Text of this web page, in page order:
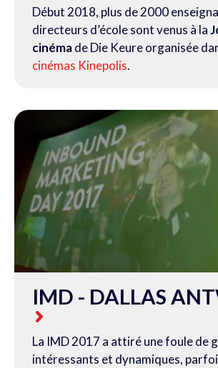
Début 2018, plus de 2000
directeurs d’école sont venus à la
cinémade Die Keure organisée
cinémas Kinepolis.
IMD - DALLAS
La IMD 2017 a attiré une foule de
intéressants et dynamiques,